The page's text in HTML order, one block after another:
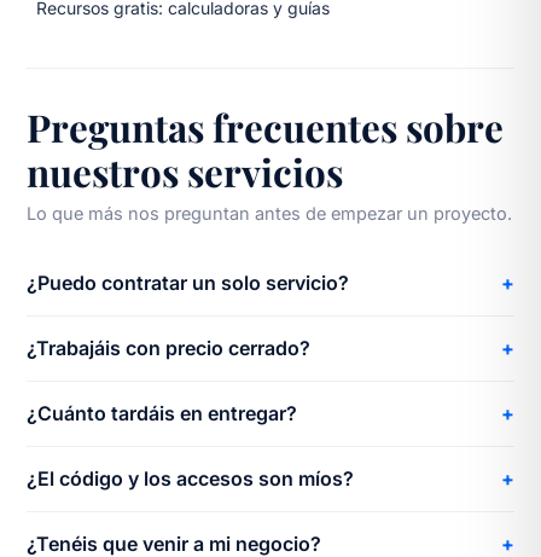
Recursos gratis: calculadoras y guías
Preguntas frecuentes sobre
nuestros servicios
Lo que más nos preguntan antes de empezar un proyecto.
¿Puedo contratar un solo servicio?
¿Trabajáis con precio cerrado?
¿Cuánto tardáis en entregar?
¿El código y los accesos son míos?
¿Tenéis que venir a mi negocio?